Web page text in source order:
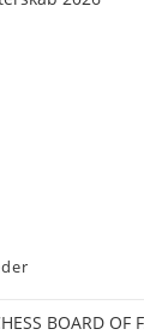
BOARD OF